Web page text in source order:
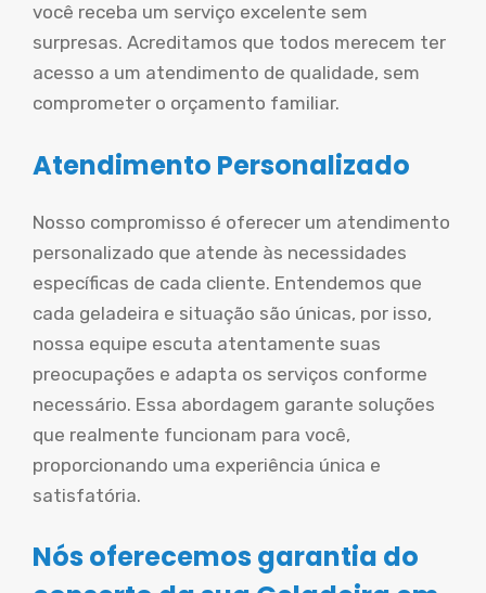
você receba um serviço excelente sem
surpresas. Acreditamos que todos merecem ter
acesso a um atendimento de qualidade, sem
comprometer o orçamento familiar.
Atendimento Personalizado
Nosso compromisso é oferecer um atendimento
personalizado que atende às necessidades
específicas de cada cliente. Entendemos que
cada geladeira e situação são únicas, por isso,
nossa equipe escuta atentamente suas
preocupações e adapta os serviços conforme
necessário. Essa abordagem garante soluções
que realmente funcionam para você,
proporcionando uma experiência única e
satisfatória.
Nós oferecemos garantia do